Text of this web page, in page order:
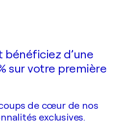
commande
bénéficiez d’une
sur votre première
de cœur de nos
exclusives.